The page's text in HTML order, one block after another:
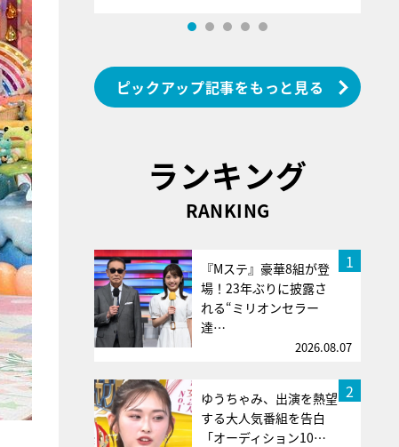
ピックアップ記事をもっと見る
ランキング
RANKING
1
『Mステ』豪華8組が登
場！23年ぶりに披露さ
れる“ミリオンセラー
達…
2026.08.07
2
ゆうちゃみ、出演を熱望
する大人気番組を告白
「オーディション10…